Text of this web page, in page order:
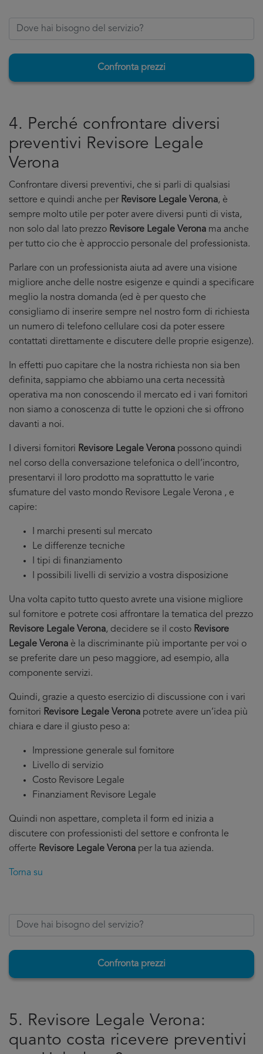
Confronta prezzi
4. Perché confrontare diversi
preventivi Revisore Legale
Verona
Confrontare diversi preventivi, che si parli di qualsiasi
settore e quindi anche per Revisore Legale Verona, è
sempre molto utile per poter avere diversi punti di vista,
non solo dal lato prezzo Revisore Legale Verona ma anche
per tutto cio che è approccio personale del professionista.
Parlare con un professionista aiuta ad avere una visione
migliore anche delle nostre esigenze e quindi a specificare
meglio la nostra domanda (ed è per questo che
consigliamo di inserire sempre nel nostro form di richiesta
un numero di telefono cellulare cosi da poter essere
contattati direttamente e discutere delle proprie esigenze).
In effetti puo capitare che la nostra richiesta non sia ben
definita, sappiamo che abbiamo una certa necessità
operativa ma non conoscendo il mercato ed i vari fornitori
non siamo a conoscenza di tutte le opzioni che si offrono
davanti a noi.
I diversi fornitori Revisore Legale Verona possono quindi
nel corso della conversazione telefonica o dell’incontro,
presentarvi il loro prodotto ma soprattutto le varie
sfumature del vasto mondo Revisore Legale Verona , e
capire:
I marchi presenti sul mercato
Le differenze tecniche
I tipi di finanziamento
I possibili livelli di servizio a vostra disposizione
Una volta capito tutto questo avrete una visione migliore
sul fornitore e potrete cosi affrontare la tematica del prezzo
Revisore Legale Verona, decidere se il costo Revisore
Legale Verona è la discriminante più importante per voi o
se preferite dare un peso maggiore, ad esempio, alla
componente servizi.
Quindi, grazie a questo esercizio di discussione con i vari
fornitori Revisore Legale Verona potrete avere un’idea più
chiara e dare il giusto peso a:
Impressione generale sul fornitore
Livello di servizio
Costo Revisore Legale
Finanziament Revisore Legale
Quindi non aspettare, completa il form ed inizia a
discutere con professionisti del settore e confronta le
offerte Revisore Legale Verona per la tua azienda.
Torna su
Confronta prezzi
5. Revisore Legale Verona:
quanto costa ricevere preventivi